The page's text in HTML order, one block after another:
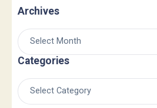
Archives
Categories